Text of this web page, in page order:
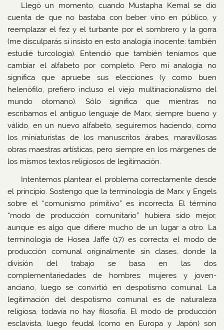
Llegó un momento, cuando Mustapha Kemal se dio
cuenta de que no bastaba con beber vino en público, y
reemplazar el fez y el turbante por el sombrero y la gorra
(me disculparás si insisto en esto analogía inocente: también
estudié turcología). Entendió que también teníamos que
cambiar el alfabeto por completo. Pero mi analogía no
significa que apruebe sus elecciones (y como buen
helenófilo, prefiero incluso el viejo multinacionalismo del
mundo otomano). Sólo significa que mientras no
escribamos el antiguo lenguaje de Marx, siempre bueno y
válido, en un nuevo alfabeto, seguiremos haciendo, como
los miniaturistas de los manuscritos árabes, maravillosas
obras maestras artísticas, pero siempre en los márgenes de
los mismos textos religiosos de legitimación.
Intentemos plantear el problema correctamente desde
el principio. Sostengo que la terminología de Marx y Engels
sobre el “comunismo primitivo” es incorrecta. El término
“modo de producción comunitario” hubiera sido mejor,
aunque es algo que difiere mucho de un lugar a otro. La
terminología de Hosea Jaffe (17) es correcta: el modo de
producción comunal originalmente sin clases, donde la
división del trabajo se basa en las dos
complementariedades de hombres: mujeres y joven-
anciano, luego se convirtió en despotismo comunal. La
legitimación del despotismo comunal es de naturaleza
religiosa, todavía no hay filosofía. El modo de producción
esclavista, luego feudal (como en Europa y Japón) son